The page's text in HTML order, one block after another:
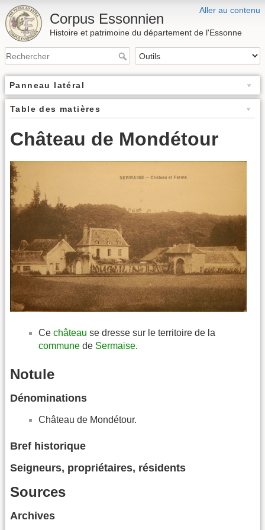
Aller au contenu
Corpus Essonnien
Histoire et patrimoine du département de l'Essonne
Panneau latéral
Table des matières
Château de Mondétour
Ce château se dresse sur le territoire de la
commune de Sermaise.
Notule
Dénominations
Château de Mondétour.
Bref historique
Seigneurs, propriétaires, résidents
Sources
Archives